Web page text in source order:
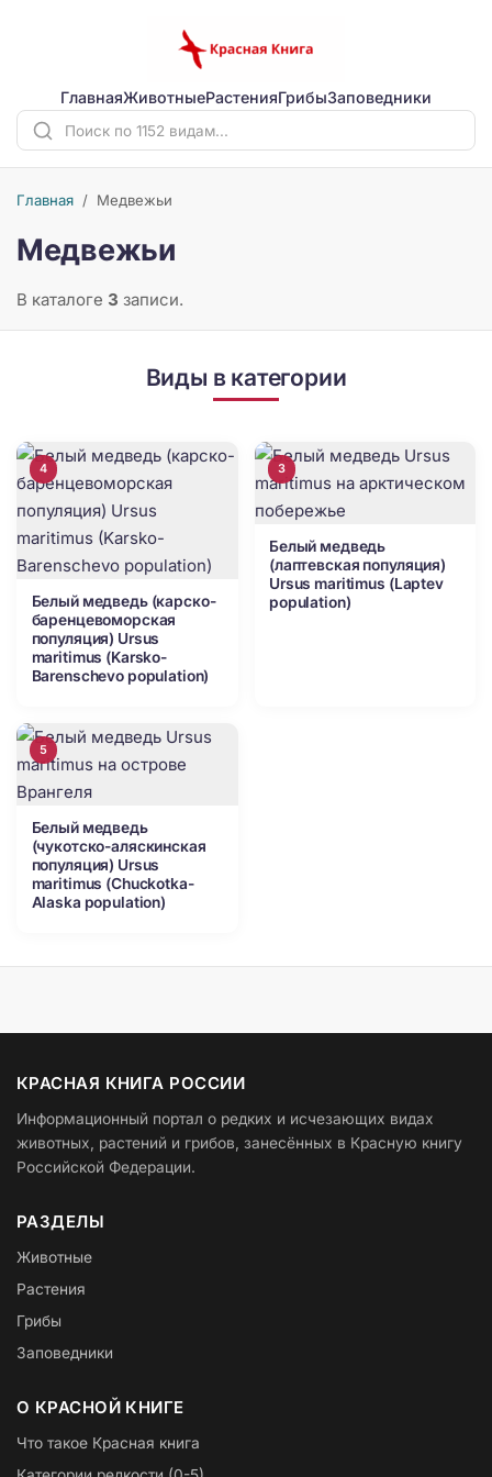
ГлавнаяЖивотныеРастенияГрибыЗаповедники
Главная / Медвежьи
Медвежьи
В каталоге 3 записи.
Виды в категории
4
Белый медведь (карско-
баренцевоморская
популяция) Ursus
maritimus (Karsko-
Barenschevo population)
3
Белый медведь
(лаптевская популяция)
Ursus maritimus (Laptev
population)
5
Белый медведь
(чукотско-аляскинская
популяция) Ursus
maritimus (Chuckotka-
Alaska population)
КРАСНАЯ КНИГА РОССИИ
Информационный портал о редких и исчезающих видах
животных, растений и грибов, занесённых в Красную книгу
Российской Федерации.
РАЗДЕЛЫ
Животные
Растения
Грибы
Заповедники
О КРАСНОЙ КНИГЕ
Что такое Красная книга